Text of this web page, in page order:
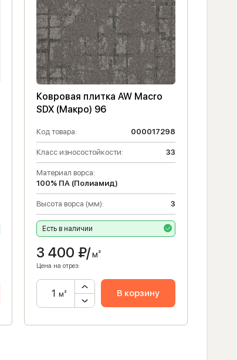
Ковровая плитка AW Macro
SDX (Макро) 96
Код товара: 000017298
Класс износостойкости: 33
Материал ворса:
100% ПА (Полиамид)
Высота ворса (мм): 3
Есть в наличии
3 400 ₽/м²
Цена на отрез:
м² В корзину